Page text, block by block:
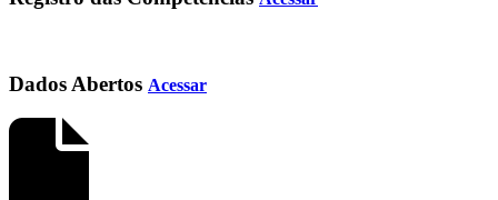
Dados Abertos Acessar